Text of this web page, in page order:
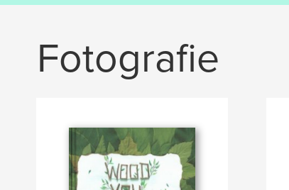
Fotografie